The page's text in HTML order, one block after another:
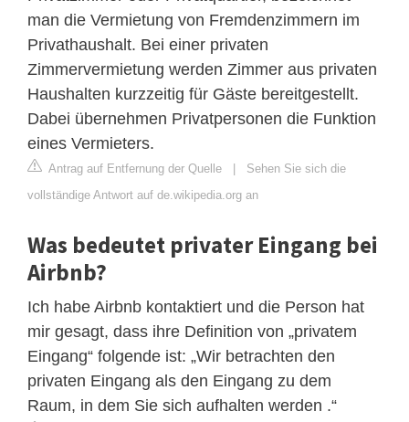
man die Vermietung von Fremdenzimmern im
Privathaushalt. Bei einer privaten
Zimmervermietung werden Zimmer aus privaten
Haushalten kurzzeitig für Gäste bereitgestellt.
Dabei übernehmen Privatpersonen die Funktion
eines Vermieters.
Antrag auf Entfernung der Quelle | Sehen Sie sich die
vollständige Antwort auf de.wikipedia.org an
Was bedeutet privater Eingang bei
Airbnb?
Ich habe Airbnb kontaktiert und die Person hat
mir gesagt, dass ihre Definition von „privatem
Eingang“ folgende ist: „Wir betrachten den
privaten Eingang als den Eingang zu dem
Raum, in dem Sie sich aufhalten werden .“